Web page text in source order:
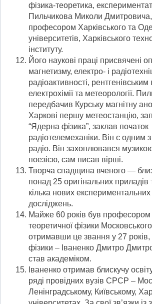
фізика-теоретика,
Пильчикова Миколи
професором Харківського та
університетів, Харківського
інституту.
Його наукові праці присвячені
магнетизму, електро- і
радіоактивності,
електрохімії та метеорології.
передбачив Курську магнітну
Харкові першу метеостанцію,
“Ядерна фізика”, заклав початок
радіотелемеханіки. Він є одним з
радіо. Він захоплювався
поезією, сам писав вірші.
Творча спадщина вченого —
понад 25 оригінальних приладів
кілька нових експериментальних
досліджень.
Майже 60 років був
теоретичної фізики
отримавши це звання у 27 років,
фізики – Іваненко Дмитро
став академіком.
Іваненко отримав блискучу
ряді провідних вузів СРСР –
Ленінградському, Київському,